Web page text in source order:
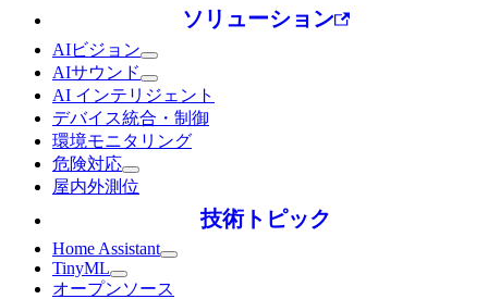
ソリューション
AIビジョン
AIサウンド
AI インテリジェント
デバイス統合・制御
環境モニタリング
危険対応
屋内外測位
技術トピック
Home Assistant
TinyML
オープンソース